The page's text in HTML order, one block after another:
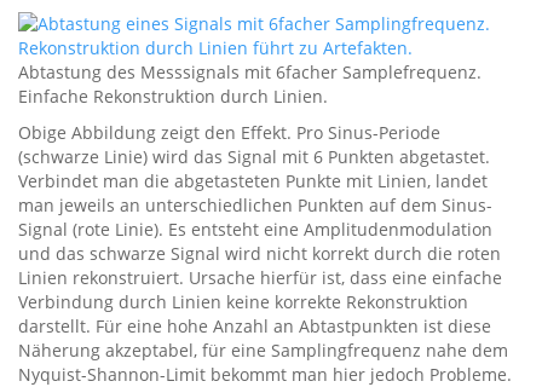
Abtastung des Messsignals mit 6facher Samplefrequenz.
Einfache Rekonstruktion durch Linien.
Obige Abbildung zeigt den Effekt. Pro Sinus-Periode
(schwarze Linie) wird das Signal mit 6 Punkten abgetastet.
Verbindet man die abgetasteten Punkte mit Linien, landet
man jeweils an unterschiedlichen Punkten auf dem Sinus-
Signal (rote Linie). Es entsteht eine Amplitudenmodulation
und das schwarze Signal wird nicht korrekt durch die roten
Linien rekonstruiert. Ursache hierfür ist, dass eine einfache
Verbindung durch Linien keine korrekte Rekonstruktion
darstellt. Für eine hohe Anzahl an Abtastpunkten ist diese
Näherung akzeptabel, für eine Samplingfrequenz nahe dem
Nyquist-Shannon-Limit bekommt man hier jedoch Probleme.